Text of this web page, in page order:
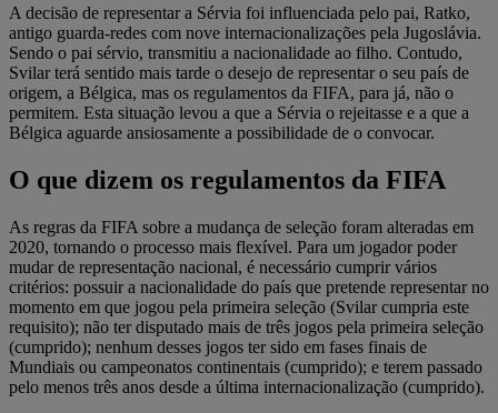
A decisão de representar a Sérvia foi influenciada pelo pai, Ratko,
antigo guarda-redes com nove internacionalizações pela Jugoslávia.
Sendo o pai sérvio, transmitiu a nacionalidade ao filho. Contudo,
Svilar terá sentido mais tarde o desejo de representar o seu país de
origem, a Bélgica, mas os regulamentos da FIFA, para já, não o
permitem. Esta situação levou a que a Sérvia o rejeitasse e a que a
Bélgica aguarde ansiosamente a possibilidade de o convocar.
O que dizem os regulamentos da FIFA
As regras da FIFA sobre a mudança de seleção foram alteradas em
2020, tornando o processo mais flexível. Para um jogador poder
mudar de representação nacional, é necessário cumprir vários
critérios: possuir a nacionalidade do país que pretende representar no
momento em que jogou pela primeira seleção (Svilar cumpria este
requisito); não ter disputado mais de três jogos pela primeira seleção
(cumprido); nenhum desses jogos ter sido em fases finais de
Mundiais ou campeonatos continentais (cumprido); e terem passado
pelo menos três anos desde a última internacionalização (cumprido).